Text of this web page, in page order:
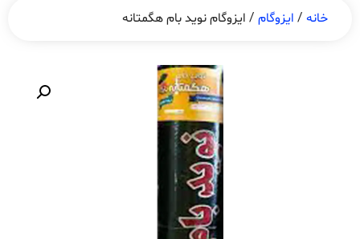
خانه / ایزوگام / ایزوگام نوید بام هگمتانه